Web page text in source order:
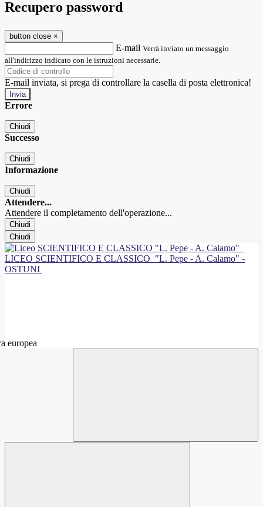
Recupero password
button close ×
E-mail Verrà inviato un messaggio
all'indirizzo indicato con le istruzioni necessarie.
E-mail inviata, si prega di controllare la casella di posta elettronica!
Errore
Chiudi
Successo
Chiudi
Informazione
Chiudi
Attendere...
Attendere il completamento dell'operazione...
Chiudi
Chiudi
LICEO SCIENTIFICO E CLASSICO "L. Pepe - A. Calamo" -
OSTUNI